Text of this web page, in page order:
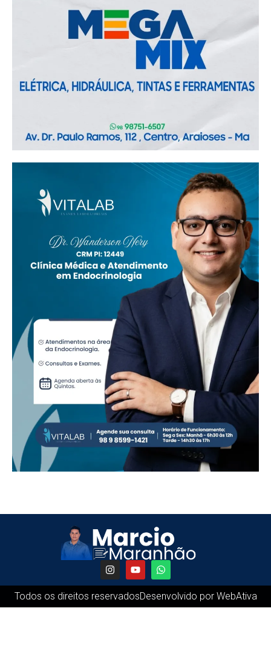
Todos os direitos reservadosDesenvolvido por WebAtiva